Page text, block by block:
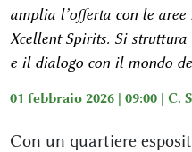
amplia l’offerta con le
Xcellent Spirits. Si
e il dialogo con il mondo
01 febbraio 2026 | 09:00 | C.
Con un quartiere